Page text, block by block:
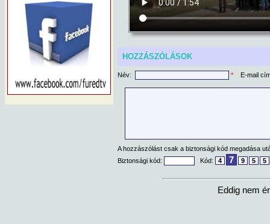
HOZZÁSZÓLÁSOK
Név: * E-mail
A hozzászólást csak a biztonsági kód megadása
Biztonsági kód:
Kód: 4 7 9 5 5
Eddig nem